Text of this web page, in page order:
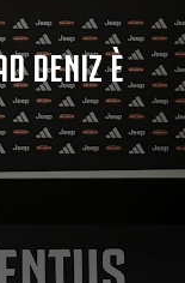
DENIZ È